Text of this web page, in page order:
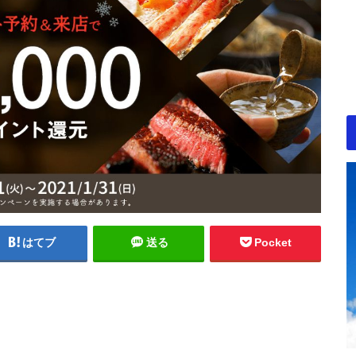
はてブ 送る Pocket